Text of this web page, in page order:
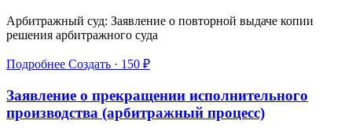
Арбитражный суд: Заявление о повторной выдаче копии
решения арбитражного суда
Подробнее Создать · 150 ₽
Заявление о прекращении исполнительного
производства (арбитражный процесс)